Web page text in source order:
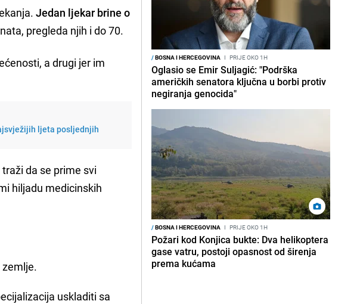
Jedan ljekar brine o
pregleda njih i do 70.
a drugi jer im
ljeta posljednjih
da se prime svi
hiljadu medicinskih
zemlje.
uskladiti sa
/BOSNA I HERCEGOVINA I PRIJE OKO 1H
Oglasio se Emir Suljagić: "Podrška
američkih senatora ključna u borbi protiv
negiranja genocida"
/BOSNA I HERCEGOVINA I PRIJE OKO 1H
Požari kod Konjica bukte: Dva helikoptera
gase vatru, postoji opasnost od širenja
prema kućama